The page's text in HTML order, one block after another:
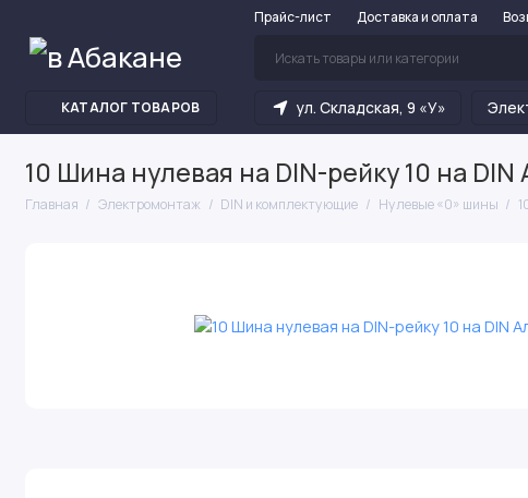
Прайс-лист Доставка и оплата
КАТАЛОГ ТОВАРОВ ул. Складская, 9 «У»
10 Шина нулевая на DIN-рейку 10 на
Главная Электромонтаж DIN и комплектующие Нулевые «0» шины